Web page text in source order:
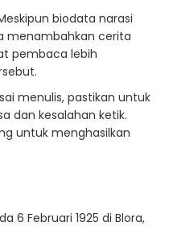
biodata narasi
menambahkan cerita
pembaca lebih
menulis, pastikan untuk
dan kesalahan ketik.
untuk menghasilkan
6 Februari 1925 di Blora,